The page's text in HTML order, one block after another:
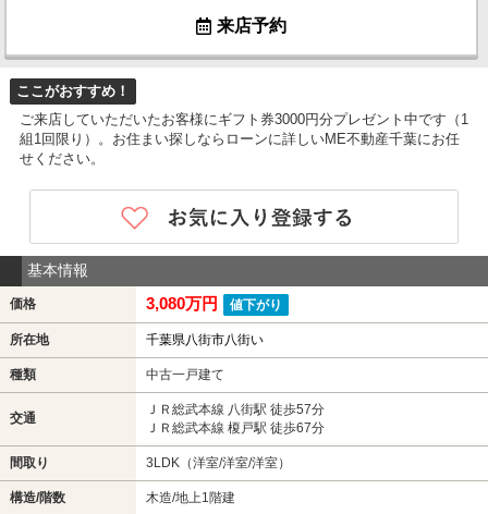
来店予約
ここがおすすめ！
ご来店していただいたお客様にギフト券3000円分プレゼント中です（1
組1回限り）。お住まい探しならローンに詳しいME不動産千葉にお任
せください。
基本情報
価格 3,080万円 値下がり
所在地 千葉県八街市八街い
種類 中古一戸建て
交通
ＪＲ総武本線 八街駅 徒歩57分
ＪＲ総武本線 榎戸駅 徒歩67分
間取り 3LDK（洋室/洋室/洋室）
構造/階数 木造/地上1階建